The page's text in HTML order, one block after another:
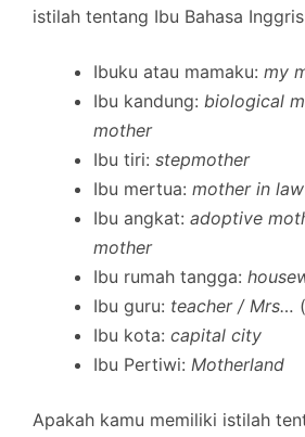
istilah tentang Ibu Bahasa
Ibuku atau mamaku: my
Ibu kandung: biological
mother
Ibu tiri: stepmother
Ibu mertua: mother in law
Ibu angkat: adoptive
mother
Ibu rumah tangga:
Ibu guru: teacher / Mrs…
Ibu kota: capital city
Ibu Pertiwi: Motherland
Apakah kamu memiliki istilah